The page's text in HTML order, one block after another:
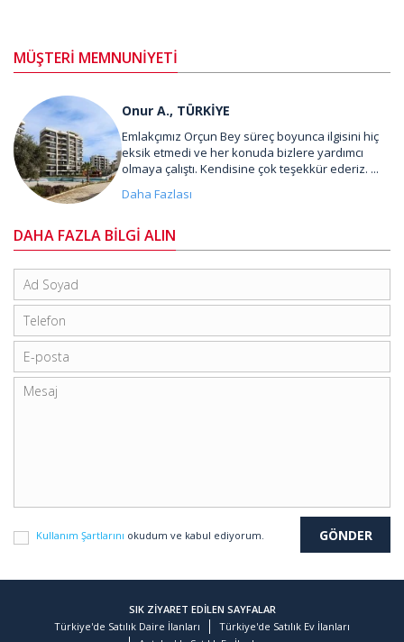
MÜŞTERİ MEMNUNİYETİ
Onur A., TÜRKİYE
Emlakçımız Orçun Bey süreç boyunca ilgisini hiç
eksik etmedi ve her konuda bizlere yardımcı
olmaya çalıştı. Kendisine çok teşekkür ederiz. ...
Daha Fazlası
DAHA FAZLA BİLGİ ALIN
Kullanım Şartlarını okudum ve kabul ediyorum.
SIK ZİYARET EDİLEN SAYFALAR
Türkiye'de Satılık Daire İlanları
Türkiye'de Satılık Ev İlanları